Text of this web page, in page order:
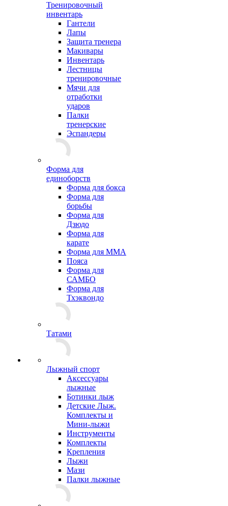
Тренировочный
инвентарь
Гантели
Лапы
Защита тренера
Макивары
Инвентарь
Лестницы
тренировочные
Мячи для
отработки
ударов
Палки
тренерские
Эспандеры
Форма для
единоборств
Форма для бокса
Форма для
борьбы
Форма для
Дзюдо
Форма для
карате
Форма для MMA
Пояса
Форма для
САМБО
Форма для
Тхэквондо
Татами
Лыжный спорт
Аксессуары
лыжные
Ботинки лыж
Детские Лыж.
Комплекты и
Мини-лыжи
Инструменты
Комплекты
Крепления
Лыжи
Мази
Палки лыжные